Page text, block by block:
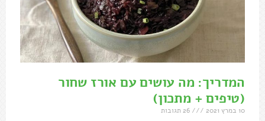
המדריך: מה עושים עם אורז שחור
(טיפים + מתכון)
10 במרץ 2021